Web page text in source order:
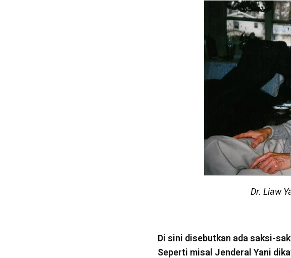
Dr. Liaw
Di sini disebutkan ada saksi-
Seperti misal Jenderal Yani